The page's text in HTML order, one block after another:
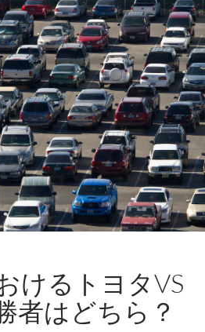
けるトヨタVS
者はどちら？